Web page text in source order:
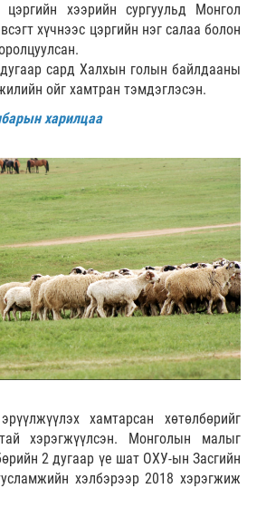
цэргийн хээрийн сургуульд Монгол
хүчнээс цэргийн нэг салаа болон
сард Халхын голын байлдааны
ойг хамтран тэмдэглэсэн.
харилцаа
хамтарсан хөтөлбөрийг
хэрэгжүүлсэн. Монголын малыг
2 дугаар үе шат ОХУ-ын Засгийн
хэлбэрээр 2018 хэрэгжиж